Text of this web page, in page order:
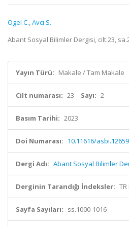
Ögel C.,Avcı S.
Abant Sosyal Bilimler Dergisi, cilt.23,
Yayın Türü: Makale / Tam Makale
Cilt numarası: 23 Sayı: 2
Basım Tarihi: 2023
Doi Numarası: 10.11616/
Dergi Adı: Abant Sosyal Bilimler
Derginin Tarandığı İndeksler:
Sayfa Sayıları: ss.1000-1016